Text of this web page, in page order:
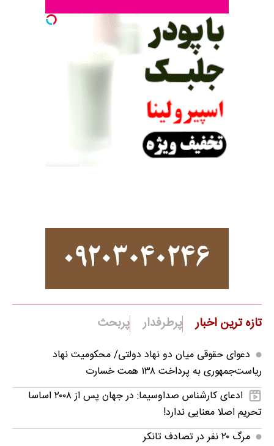
تازه ترین اخبار پرطرفدار پربحث
دعوای حقوقی میان دو نهاد دولتی/ محکومیت نهاد
ریاست‌جمهوری به پرداخت ۱۳۸ همت خسارت
ادعای کارشناس صداوسیما: در جهان پس از ۲۰۰۸ اساسا
تحریم اصلا معنایی ندارد!
مرگ ۲۰ نفر در تصادف تانکر